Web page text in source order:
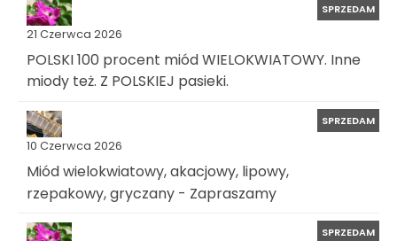
21 Czerwca 2026
SPRZEDAM
POLSKI 100 procent miód WIELOKWIATOWY. Inne
miody też. Z POLSKIEJ pasieki.
10 Czerwca 2026
SPRZEDAM
Miód wielokwiatowy, akacjowy, lipowy,
rzepakowy, gryczany - Zapraszamy
SPRZEDAM